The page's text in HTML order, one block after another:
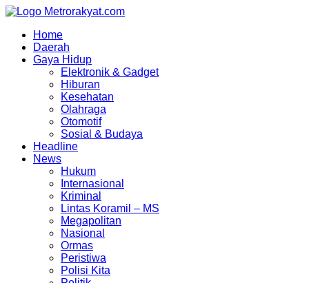
Skip
contentHome
Daerah
Gaya Hidup
Elektronik & Gadget
Hiburan
Kesehatan
Olahraga
Otomotif
Sosial & Budaya
Headline
News
Hukum
Internasional
Kriminal
Lintas Koramil – MS
Megapolitan
Nasional
Ormas
Peristiwa
Polisi Kita